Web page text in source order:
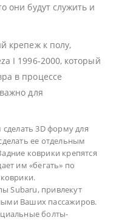
они будут служить и
крепеж к полу,
I 1996-2000, который
в процессе
для
3D форму для
ее отдельным
коврики крепятся
им «бегать» по
Subaru, привлекут
Ваших пассажиров.
болты-